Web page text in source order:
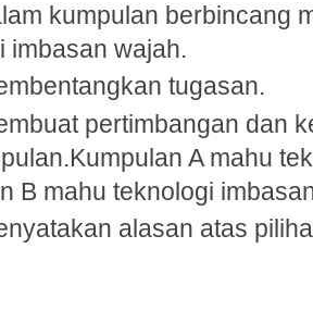
kumpulan berbincang
imbasan wajah.
tugasan.
pertimbangan dan
A mahu
B mahu teknologi
alasan atas